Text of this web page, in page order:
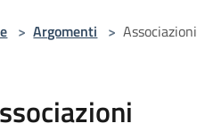
> Argomenti > Associazioni